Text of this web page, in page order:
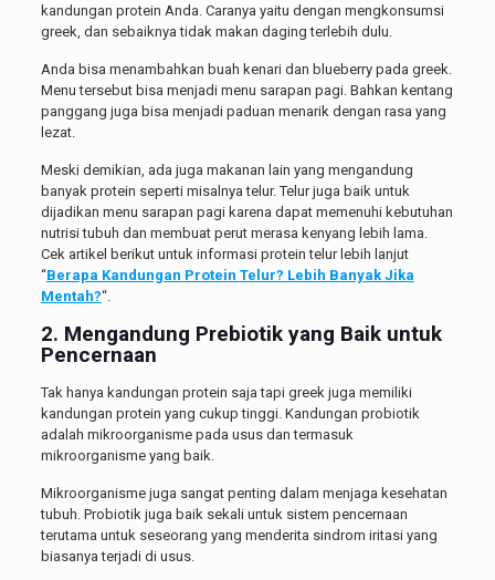
kandungan protein Anda. Caranya yaitu dengan mengkonsumsi
greek, dan sebaiknya tidak makan daging terlebih dulu.
Anda bisa menambahkan buah kenari dan blueberry pada greek.
Menu tersebut bisa menjadi menu sarapan pagi. Bahkan kentang
panggang juga bisa menjadi paduan menarik dengan rasa yang
lezat.
Meski demikian, ada juga makanan lain yang mengandung
banyak protein seperti misalnya telur. Telur juga baik untuk
dijadikan menu sarapan pagi karena dapat memenuhi kebutuhan
nutrisi tubuh dan membuat perut merasa kenyang lebih lama.
Cek artikel berikut untuk informasi protein telur lebih lanjut
“Berapa Kandungan Protein Telur? Lebih Banyak Jika
Mentah?“.
2. Mengandung Prebiotik yang Baik untuk
Pencernaan
Tak hanya kandungan protein saja tapi greek juga memiliki
kandungan protein yang cukup tinggi. Kandungan probiotik
adalah mikroorganisme pada usus dan termasuk
mikroorganisme yang baik.
Mikroorganisme juga sangat penting dalam menjaga kesehatan
tubuh. Probiotik juga baik sekali untuk sistem pencernaan
terutama untuk seseorang yang menderita sindrom iritasi yang
biasanya terjadi di usus.